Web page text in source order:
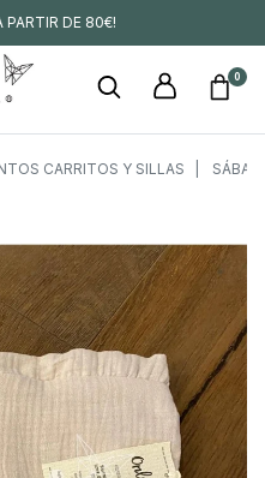
PARTIR DE 80€!
0
CARRITOS Y SILLAS